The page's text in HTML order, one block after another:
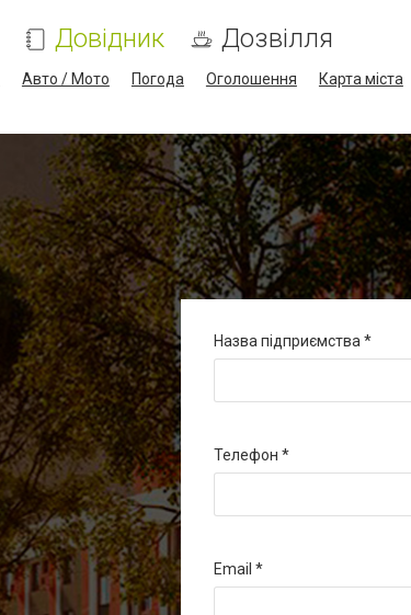
Довідник Дозвілля
Авто / Мото Погода Оголошення Карта міста
Назва підприємства
Телефон
Email